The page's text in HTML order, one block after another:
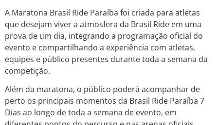
A Maratona Brasil Ride Paraíba foi criada para atletas
que desejam viver a atmosfera da Brasil Ride em uma
prova de um dia, integrando a programação oficial do
evento e compartilhando a experiência com atletas,
equipes e público presentes durante toda a semana da
competição.
Além da maratona, o público poderá acompanhar de
perto os principais momentos da Brasil Ride Paraíba 7
Dias ao longo de toda a semana de evento, em